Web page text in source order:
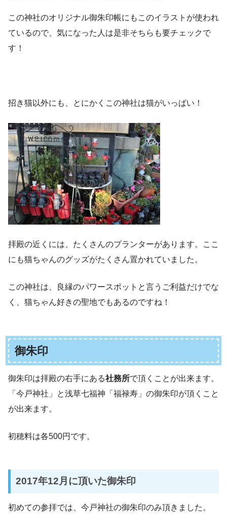
この神社のオリジナル御朱印帳にもこのイラストが使われ
ているので、気になった人は是非そちらも要チェックで
す！
招き猫以外にも、とにかくこの神社は猫がいっぱい！
拝殿の近くには、たくさんのプランターがあります。ここ
にも猫ちゃんのグッズがたくさん置かれていました。
この神社は、良縁のパワースポットと言うご利益だけでな
く、猫ちゃん好きの聖地でもあるのですね！
御朱印
御朱印は拝殿の右手にある社務所で頂くことが出来ます。
「今戸神社」と浅草七福神「福禄寿」の御朱印が頂くこと
が出来ます。
初穂料は各500円です。
2017年12月に頂いた御朱印
初めての参拝では、今戸神社の御朱印のみ頂きました。